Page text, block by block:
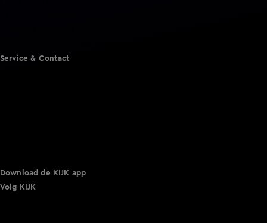
Service & Contact
Download de KIJK app
Volg KIJK